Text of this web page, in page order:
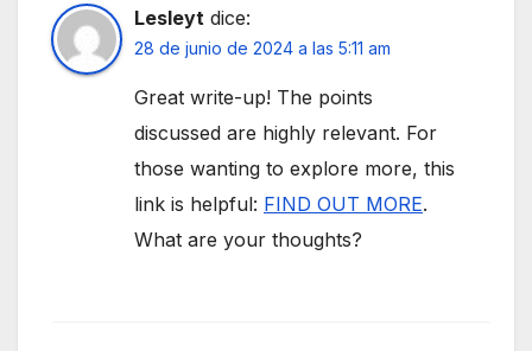
Lesleyt dice:
28 de junio de 2024 a las 5:11 am
Great write-up! The points
discussed are highly relevant. For
those wanting to explore more, this
link is helpful: FIND OUT MORE.
What are your thoughts?